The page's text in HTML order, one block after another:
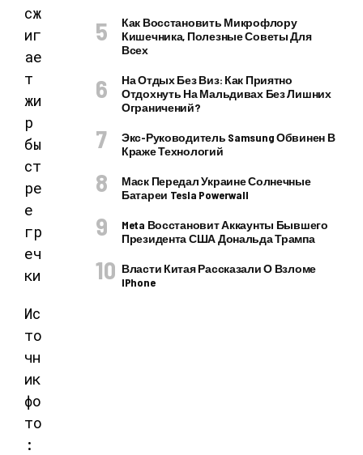
Ис
то
чн
ик
фо
то
:
Как Восстановить Микрофлору
Кишечника, Полезные Советы Для
Всех
На Отдых Без Виз: Как Приятно
Отдохнуть На Мальдивах Без Лишних
Ограничений?
Экс-Руководитель Samsung Обвинен В
Краже Технологий
Маск Передал Украине Солнечные
Батареи Tesla Powerwall
Meta Восстановит Аккаунты Бывшего
Президента США Дональда Трампа
Власти Китая Рассказали О Взломе
IPhone